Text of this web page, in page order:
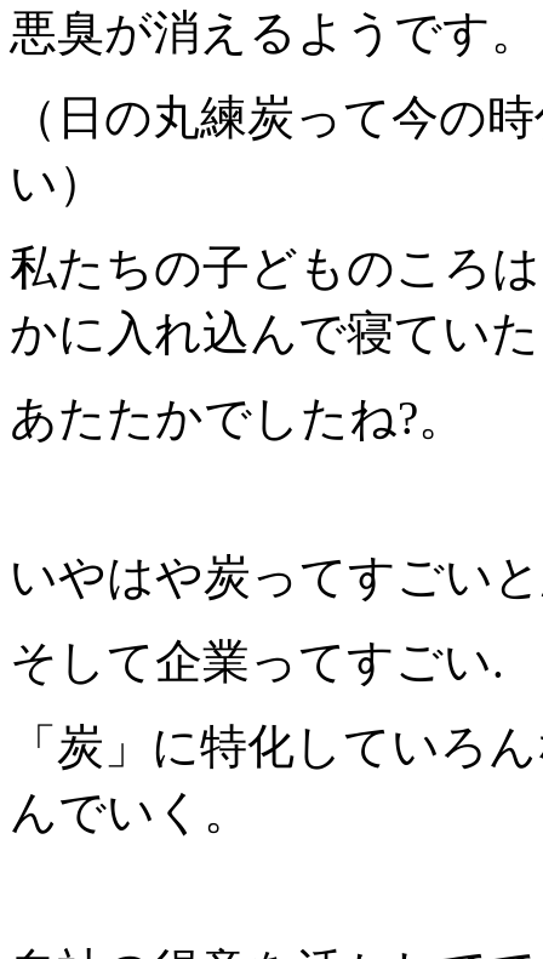
悪臭が消えるようです。
（日の丸練炭って今の
い）
私たちの子どものころ
かに入れ込んで寝てい
あたたかでしたね?。
いやはや炭ってすごい
そして企業ってすごい.
「炭」に特化していろ
んでいく。